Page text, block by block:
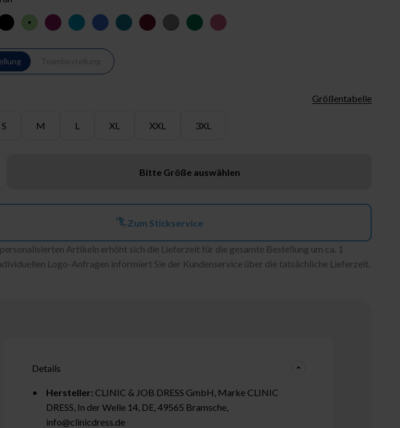
schwarzapfelgrünberrytürkiskönigsblau
petrolbordeauxdunkelgrau melange
dunkelgrünrosenholz
Größentabelle
S M L XL XXL 3XL
Bitte Größe auswählen
Zum Stickservice
Artikeln erhöht sich die Lieferzeit für die gesamte Bestellung um ca. 1
Logo-Anfragen informiert Sie der Kundenservice über die tatsächliche Lieferzeit.
Details
Hersteller: CLINIC & JOB DRESS GmbH, Marke CLINIC
DRESS, In der Welle 14, DE, 49565 Bramsche,
info@clinicdress.de